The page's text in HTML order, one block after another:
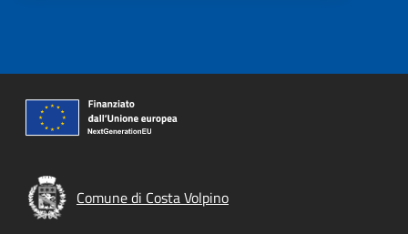
Comune di Costa Volpino